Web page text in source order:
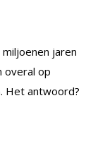
jaren
overal op
Het antwoord?